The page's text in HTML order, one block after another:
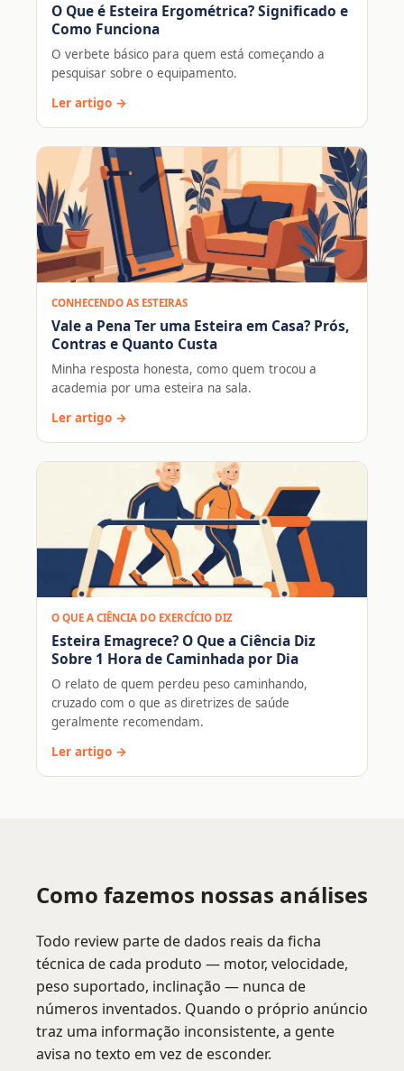
O Que é Esteira Ergométrica? Significado e
Como Funciona
O verbete básico para quem está começando a
pesquisar sobre o equipamento.
Ler artigo →
CONHECENDO AS ESTEIRAS
Vale a Pena Ter uma Esteira em Casa? Prós,
Contras e Quanto Custa
Minha resposta honesta, como quem trocou a
academia por uma esteira na sala.
Ler artigo →
O QUE A CIÊNCIA DO EXERCÍCIO DIZ
Esteira Emagrece? O Que a Ciência Diz
Sobre 1 Hora de Caminhada por Dia
O relato de quem perdeu peso caminhando,
cruzado com o que as diretrizes de saúde
geralmente recomendam.
Ler artigo →
Como fazemos nossas análises
Todo review parte de dados reais da ficha
técnica de cada produto — motor, velocidade,
peso suportado, inclinação — nunca de
números inventados. Quando o próprio anúncio
traz uma informação inconsistente, a gente
avisa no texto em vez de esconder.